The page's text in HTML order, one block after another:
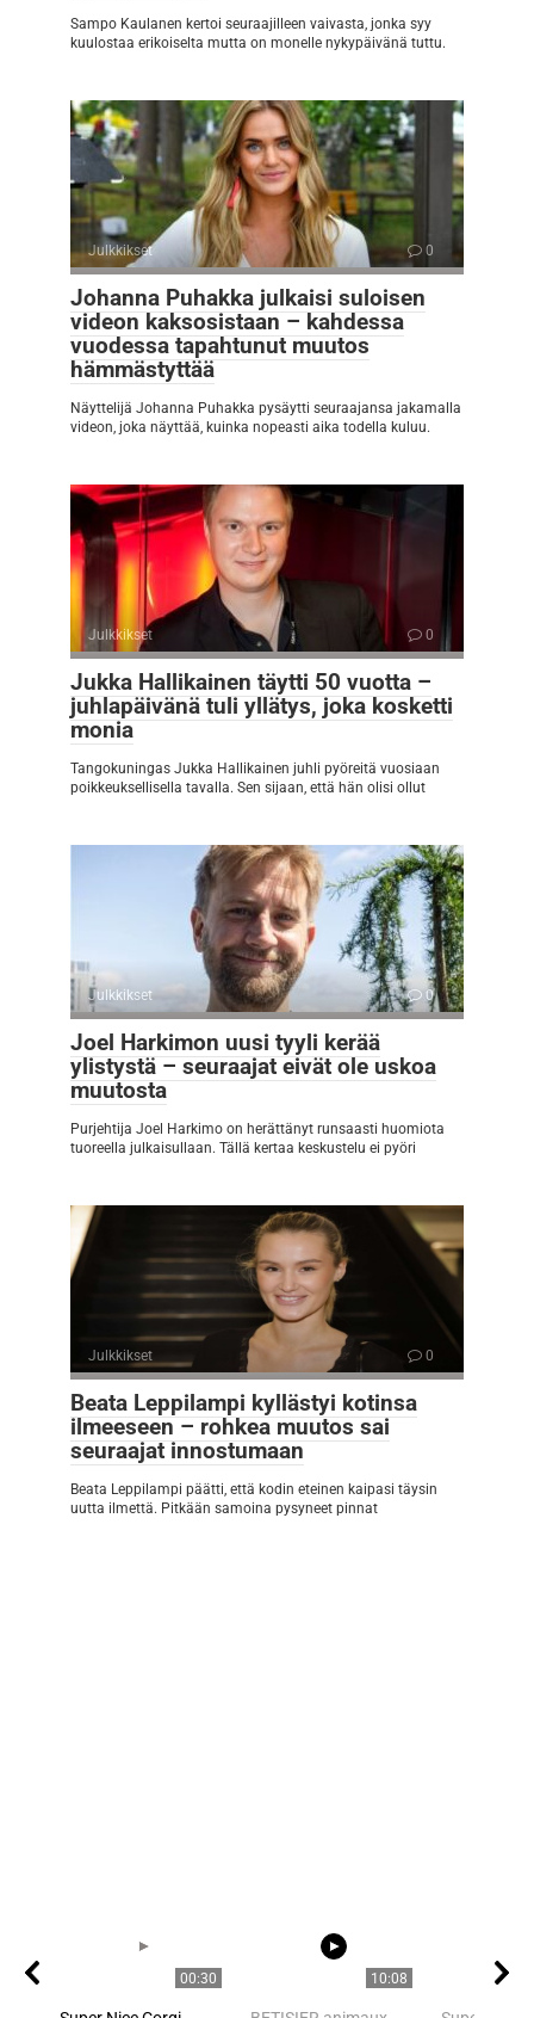
Sampo Kaulanen kertoi seuraajilleen vaivasta, jonka syy
kuulostaa erikoiselta mutta on monelle nykypäivänä tuttu.
Julkkikset 0
Johanna Puhakka julkaisi suloisen
videon kaksosistaan – kahdessa
vuodessa tapahtunut muutos
hämmästyttää
Näyttelijä Johanna Puhakka pysäytti seuraajansa jakamalla
videon, joka näyttää, kuinka nopeasti aika todella kuluu.
Julkkikset 0
Jukka Hallikainen täytti 50 vuotta –
juhlapäivänä tuli yllätys, joka kosketti
monia
Tangokuningas Jukka Hallikainen juhli pyöreitä vuosiaan
poikkeuksellisella tavalla. Sen sijaan, että hän olisi ollut
Julkkikset 0
Joel Harkimon uusi tyyli kerää
ylistystä – seuraajat eivät ole uskoa
muutosta
Purjehtija Joel Harkimo on herättänyt runsaasti huomiota
tuoreella julkaisullaan. Tällä kertaa keskustelu ei pyöri
Julkkikset 0
Beata Leppilampi kyllästyi kotinsa
ilmeeseen – rohkea muutos sai
seuraajat innostumaan
Beata Leppilampi päätti, että kodin eteinen kaipasi täysin
uutta ilmettä. Pitkään samoina pysyneet pinnat
00:30 10:08